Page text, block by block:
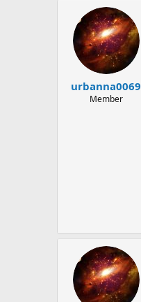
urbanna0069
Member